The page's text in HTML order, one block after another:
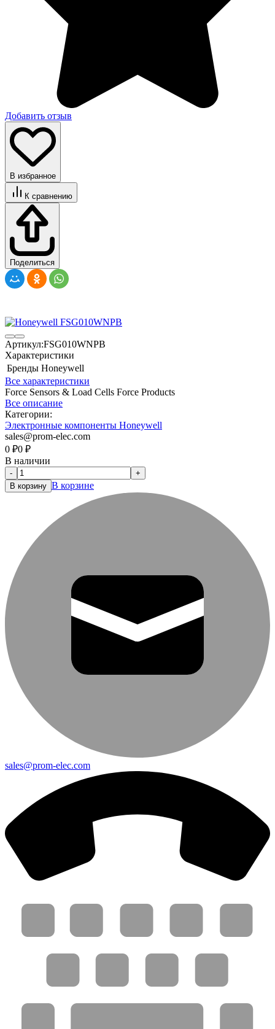
Добавить отзыв
В избранное
К сравнению
Поделиться
Артикул:FSG010WNPB
Характеристики
Бренды Honeywell
Все характеристики
Force Sensors & Load Cells Force Products
Все описание
Категории:
Электронные компоненты Honeywell
sales@prom-elec.com
0 ₽0 ₽
В наличии
-
+
В корзину В корзине
sales@prom-elec.com